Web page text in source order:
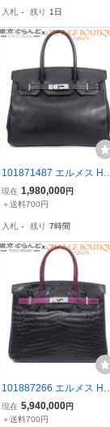
ッグ レディース ヴィンテ
ージ
入札 - 残り 1日
101871487 エルメス HE
RMES バーキン 30 □I刻印
ブラック 黒 シルバー金具
ハンドバッグ レディース
現在 1,980,000円
＋送料700円
入札 - 残り 7時間
101887266 エルメス HE
RMES バーキン30 バイカ
ラー □H刻印 ブラックxヴ
現在 5,940,000円
＋送料700円